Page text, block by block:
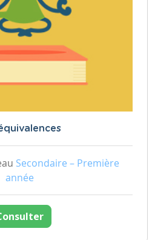
Secondaire – Première
année